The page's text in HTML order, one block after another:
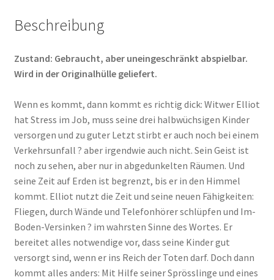
Beschreibung
Zustand: Gebraucht, aber uneingeschränkt abspielbar.
Wird in der Originalhülle geliefert.
Wenn es kommt, dann kommt es richtig dick: Witwer Elliot
hat Stress im Job, muss seine drei halbwüchsigen Kinder
versorgen und zu guter Letzt stirbt er auch noch bei einem
Verkehrsunfall ? aber irgendwie auch nicht. Sein Geist ist
noch zu sehen, aber nur in abgedunkelten Räumen. Und
seine Zeit auf Erden ist begrenzt, bis er in den Himmel
kommt. Elliot nutzt die Zeit und seine neuen Fähigkeiten:
Fliegen, durch Wände und Telefonhörer schlüpfen und Im-
Boden-Versinken ? im wahrsten Sinne des Wortes. Er
bereitet alles notwendige vor, dass seine Kinder gut
versorgt sind, wenn er ins Reich der Toten darf. Doch dann
kommt alles anders: Mit Hilfe seiner Sprösslinge und eines